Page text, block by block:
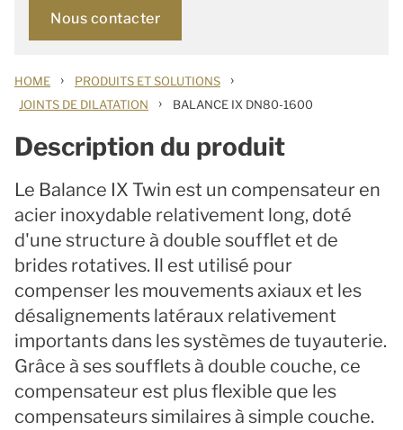
Nous contacter
HOME › PRODUITS ET SOLUTIONS ›
JOINTS DE DILATATION › BALANCE IX DN80-1600
Description du produit
Le Balance IX Twin est un compensateur en
acier inoxydable relativement long, doté
d'une structure à double soufflet et de
brides rotatives. Il est utilisé pour
compenser les mouvements axiaux et les
désalignements latéraux relativement
importants dans les systèmes de tuyauterie.
Grâce à ses soufflets à double couche, ce
compensateur est plus flexible que les
compensateurs similaires à simple couche.